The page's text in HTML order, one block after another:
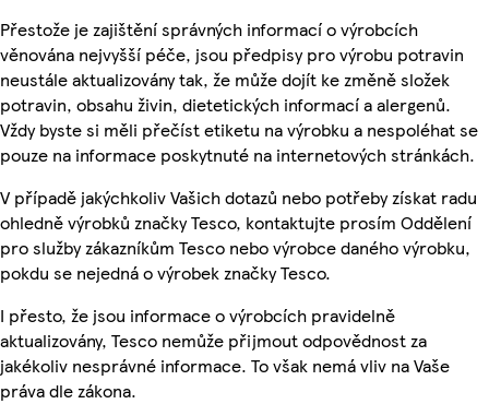
Přestože je zajištění správných informací o výrobcích
věnována nejvyšší péče, jsou předpisy pro výrobu potravin
neustále aktualizovány tak, že může dojít ke změně složek
potravin, obsahu živin, dietetických informací a alergenů.
Vždy byste si měli přečíst etiketu na výrobku a nespoléhat se
pouze na informace poskytnuté na internetových stránkách.
V případě jakýchkoliv Vašich dotazů nebo potřeby získat radu
ohledně výrobků značky Tesco, kontaktujte prosím Oddělení
pro služby zákazníkům Tesco nebo výrobce daného výrobku,
pokdu se nejedná o výrobek značky Tesco.
I přesto, že jsou informace o výrobcích pravidelně
aktualizovány, Tesco nemůže přijmout odpovědnost za
jakékoliv nesprávné informace. To však nemá vliv na Vaše
práva dle zákona.